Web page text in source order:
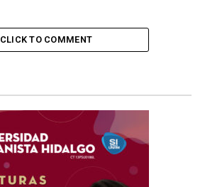
CLICK TO COMMENT